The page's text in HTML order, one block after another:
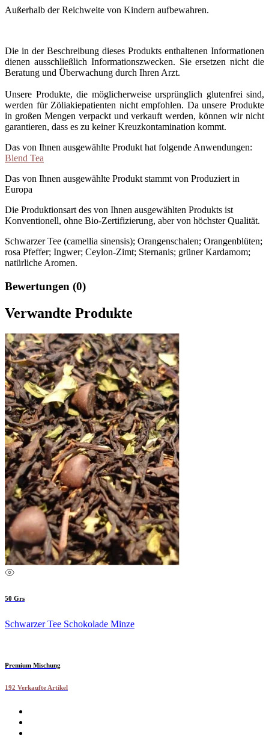
Außerhalb der Reichweite von Kindern aufbewahren.
Die in der Beschreibung dieses Produkts enthaltenen Informationen
dienen ausschließlich Informationszwecken. Sie ersetzen nicht die
Beratung und Überwachung durch Ihren Arzt.
Unsere Produkte, die möglicherweise ursprünglich glutenfrei sind,
werden für Zöliakiepatienten nicht empfohlen. Da unsere Produkte
in großen Mengen verpackt und verkauft werden, können wir nicht
garantieren, dass es zu keiner Kreuzkontamination kommt.
Das von Ihnen ausgewählte Produkt hat folgende Anwendungen:
Blend Tea
Das von Ihnen ausgewählte Produkt stammt von Produziert in
Europa
Die Produktionsart des von Ihnen ausgewählten Produkts ist
Konventionell, ohne Bio-Zertifizierung, aber von höchster Qualität.
Schwarzer Tee (camellia sinensis); Orangenschalen; Orangenblüten;
rosa Pfeffer; Ingwer; Ceylon-Zimt; Sternanis; grüner Kardamom;
natürliche Aromen.
Bewertungen (0)
Verwandte Produkte
50 Grs
Schwarzer Tee Schokolade Minze
Premium Mischung
192 Verkaufte Artikel